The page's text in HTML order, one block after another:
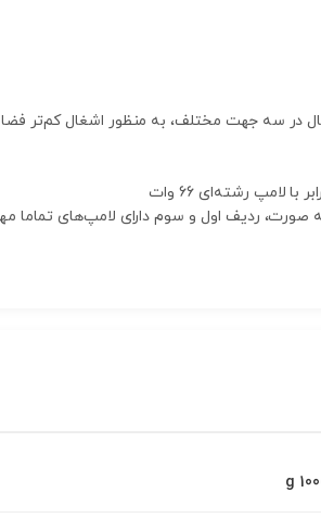
در سه جهت مختلف، به منظور اشغال کم‌تر فضا